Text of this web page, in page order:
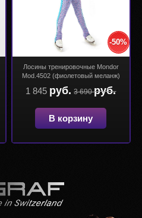
-50%
Лосины тренировочные Mondor
Mod.4502 (фиолетовый меланж)
1 845 руб. 3 690руб.
В корзину